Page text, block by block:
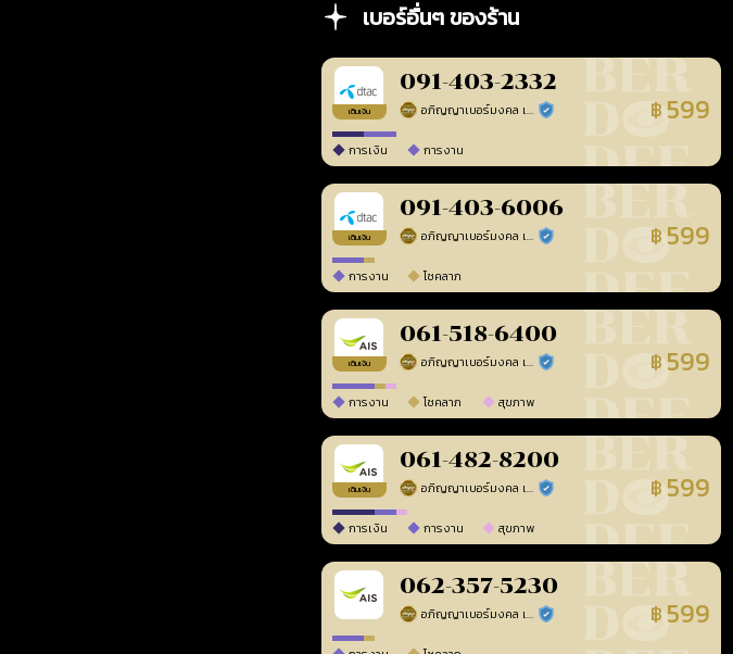
เบอร์อื่นๆ ของร้าน
เติมเงิน
091-403-2332
อภิญญาเบอร์มงคล เบอร์สวยเลขศาสตร์ ร้านยืนยันแล้ว ฿ 599
การเงิน การงาน
เติมเงิน
091-403-6006
อภิญญาเบอร์มงคล เบอร์สวยเลขศาสตร์ ร้านยืนยันแล้ว ฿ 599
การงาน โชคลาภ
เติมเงิน
061-518-6400
อภิญญาเบอร์มงคล เบอร์สวยเลขศาสตร์ ร้านยืนยันแล้ว ฿ 599
การงาน โชคลาภ สุขภาพ
เติมเงิน
061-482-8200
อภิญญาเบอร์มงคล เบอร์สวยเลขศาสตร์ ร้านยืนยันแล้ว ฿ 599
การเงิน การงาน สุขภาพ
062-357-5230
อภิญญาเบอร์มงคล เบอร์สวยเลขศาสตร์ ร้านยืนยันแล้ว ฿ 599